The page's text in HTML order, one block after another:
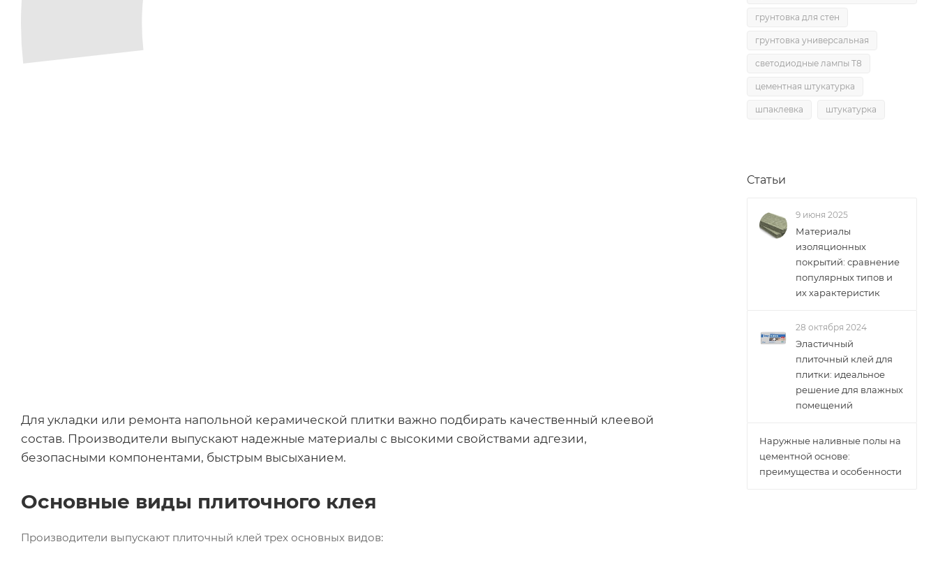
Для укладки или ремонта напольной керамической плитки важно подбирать качественный клеевой
состав. Производители выпускают надежные материалы с высокими свойствами адгезии,
безопасными компонентами, быстрым высыханием.
Основные виды плиточного клея
Производители выпускают плиточный клей трех основных видов:
грунтовка для стен
грунтовка универсальная
светодиодные лампы T8
цементная штукатурка
шпаклевка штукатурка
Статьи
9 июня 2025
Материалы
изоляционных
покрытий: сравнение
популярных типов и
их характеристик
28 октября 2024
Эластичный
плиточный клей для
плитки: идеальное
решение для влажных
помещений
Наружные наливные полы на
цементной основе:
преимущества и особенности